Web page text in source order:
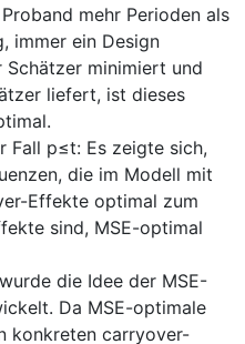
mehr Perioden als
immer ein Design
minimiert und
liefert, ist dieses
Fall p≤t: Es zeigte sich,
die im Modell mit
Effekte optimal zum
sind, MSE-optimal
die Idee der MSE-
Da MSE-optimale
konkreten carryover-